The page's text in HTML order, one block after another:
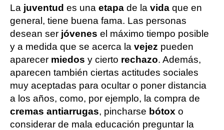
La juventud es una etapa de la vida que en
general, tiene buena fama. Las personas
desean ser jóvenes el máximo tiempo posible
y a medida que se acerca la vejez pueden
aparecer miedos y cierto rechazo. Además,
aparecen también ciertas actitudes sociales
muy aceptadas para ocultar o poner distancia
a los años, como, por ejemplo, la compra de
cremas antiarrugas, pincharse bótox o
considerar de mala educación preguntar la